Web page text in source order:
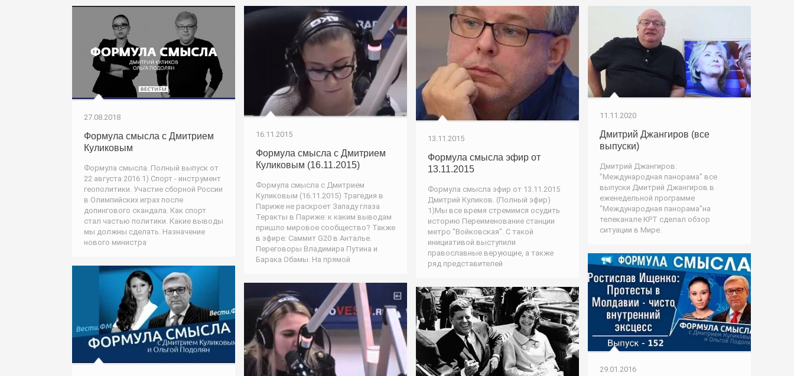
27.08.2018
Формула смысла с Дмитрием
Куликовым
Формула смысла. Полный выпуск от
22 августа 2016 1) Спорт - инструмент
геополитики. Участие сборной России
в Олимпийских играх после
допингового скандала. Как спорт
стал частью политики. Какие выводы
мы должны сделать. Назначение
нового министра
16.11.2015
Формула смысла с Дмитрием
Куликовым (16.11.2015)
Формула смысла с Дмитрием
Куликовым (16.11.2015) Трагедия в
Париже не раскроет Западу глаза
Теракты в Париже: к каким выводам
пришло мировое сообщество? Также
в эфире: Саммит G20 в Анталье.
Переговоры Владимира Путина и
Барака Обамы. На прямой
13.11.2015
Формула смысла эфир от
13.11.2015
Формула смысла эфир от 13.11.2015
Дмитрий Куликов. (Полный эфир)
1)Мы все время стремимся осудить
историю Переименование станции
метро "Войковская". С такой
инициативой выступили
православные верующие, а также
ряд представителей
11.11.2020
Дмитрий Джангиров (все
выпуски)
Дмитрий Джангиров:
"Международная панорама" все
выпуски Дмитрий Джангиров в
еженедельной программе
"Международная панорама"на
телеканале КРТ сделал обзор
ситуации в Мире.
29.01.2016